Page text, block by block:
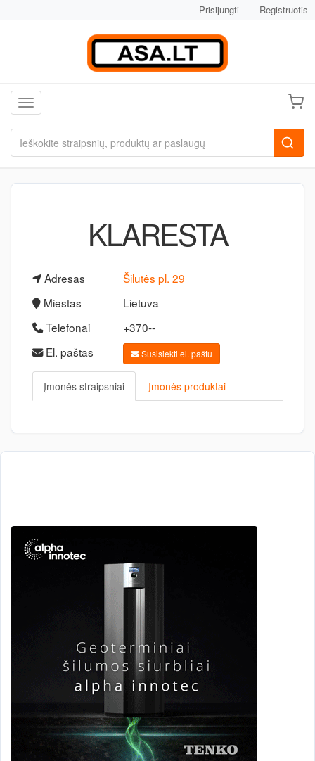
Prisijungti Registruotis
Toggle navigation
KLARESTA
Adresas
Šilutės pl. 29
Miestas
Lietuva
Telefonai
+370--
El. paštas
Susisiekti el. paštu
Įmonės straipsniai Įmonės produktai